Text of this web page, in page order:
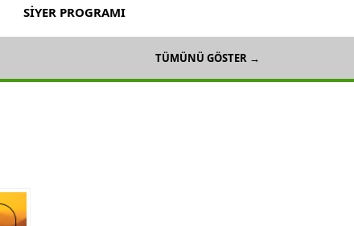
SİYER PROGRAMI
TÜMÜNÜ GÖSTER →